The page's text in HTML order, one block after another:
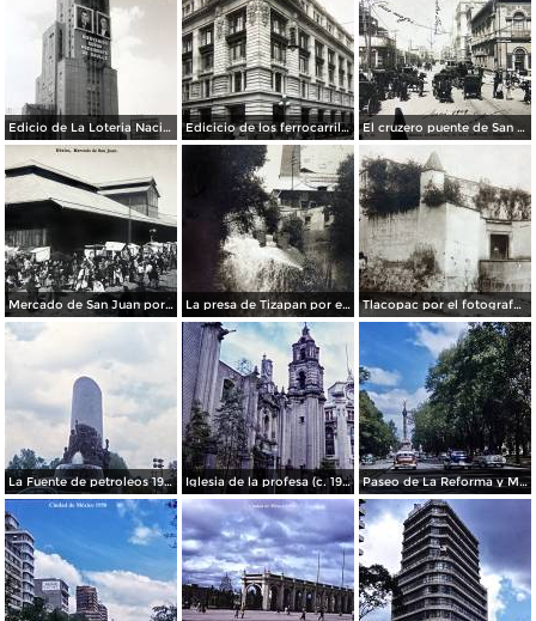
Edicio de La Loteria Nacional Ciudad de México Abril de 1964 Edicicio de los ferrocarriles. El cruzero puente de San Francisco y Guardiola por el fotografo Felix Miret.
Mercado de San Juan por el fotografo Felix Miret La presa de Tizapan por el fotografo Fernando Kososky. ( Circulada el 22 de Diembre de 1910 ). Tlacopac por el fotografo Hugo Brehme.
La Fuente de petroleos 1950. Iglesia de la profesa (c. 1950) Paseo de La Reforma y Mto a La Independencia 1950